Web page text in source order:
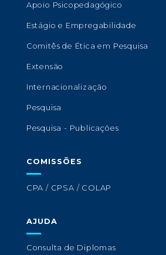
Apoio Psicopedagógico
Estágio e Empregabilidade
Comitês de Ética em Pesquisa
Extensão
Internacionalização
Pesquisa
Pesquisa - Publicações
COMISSÕES
CPA / CPSA / COLAP
AJUDA
Consulta de Diplomas